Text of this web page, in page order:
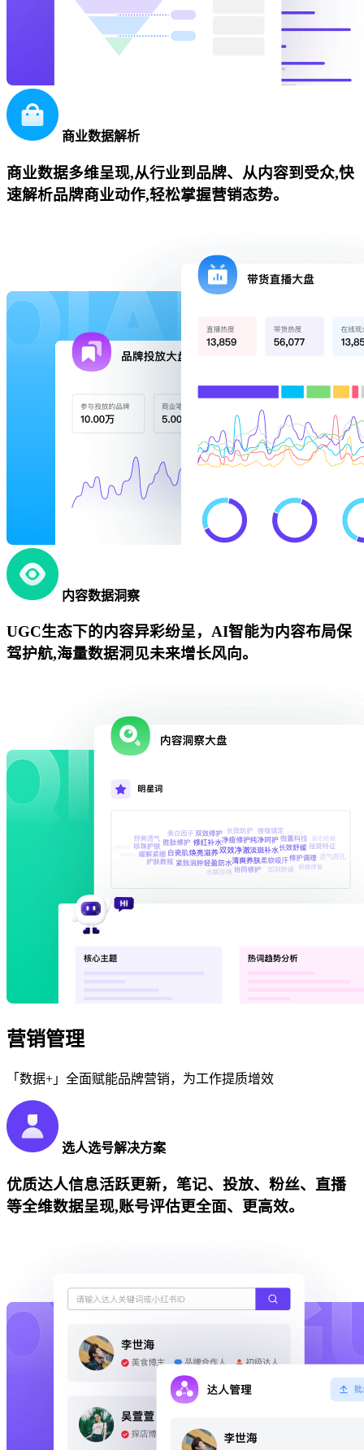
商业数据解析
商业数据多维呈现,从行业到品牌、从内容到受众,快
速解析品牌商业动作,轻松掌握营销态势。
内容数据洞察
UGC生态下的内容异彩纷呈，AI智能为内容布局保
驾护航,海量数据洞见未来增长风向。
营销管理
「数据+」全面赋能品牌营销，为工作提质增效
选人选号解决方案
优质达人信息活跃更新，笔记、投放、粉丝、直播
等全维数据呈现,账号评估更全面、更高效。